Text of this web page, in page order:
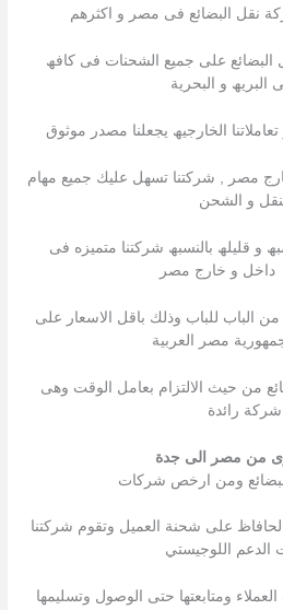
نقل البضائع فى مصر و اكثرھم
البضائع على جمیع الشحنات فى كافھ
البریھ و البحریة
الخارجیھ یجعلنا مصدر موثوق
مصر , شركتنا تسھل علیك جمیع مھام
و الشحن
و قلیلھ بالنسبھ شركتنا متمیزه فى
داخل و خارج مصر
من الباب للباب وذلك باقل الاسعار على
مصر العربية
من حيث الالتزام بعامل الوقت وهى
شركة رائدة
من مصر الى جدة
ومن ارخص شركات
على شحنة العميل وتقوم شركتنا
الدعم اللوجيستي
ومتابعتها حتى الوصول وتسليمها